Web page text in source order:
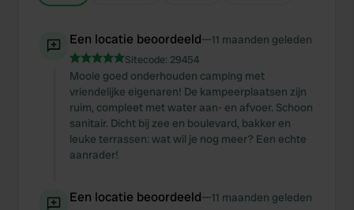
Een locatie beoordeeld—11 maanden geleden
Sitecode: 29454
Mooie goed onderhouden camping met
vriendelijke eigenaren! De kampeerplaatsen zijn
ruim, compleet met water aan- en afvoer. Schoon
sanitair. Dicht bij zee en boulevard, bakker en
leuke terrassen: wat wil je nog meer? Een echte
aanrader!
Een locatie beoordeeld—11 maanden geleden